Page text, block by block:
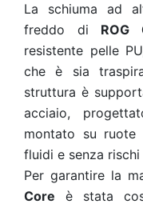
La schiuma ad
freddo di ROG
resistente pelle
che è sia
struttura è
acciaio,
montato su ruote
fluidi e senza
Per garantire la
Core è stata